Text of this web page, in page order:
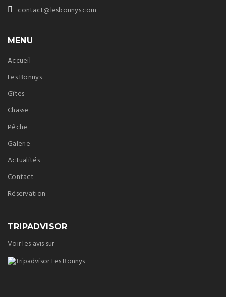
contact@lesbonnys.com
MENU
Accueil
Les Bonnys
Gîtes
Chasse
Pêche
Galerie
Actualités
Contact
Réservation
TRIPADVISOR
Voir les avis sur